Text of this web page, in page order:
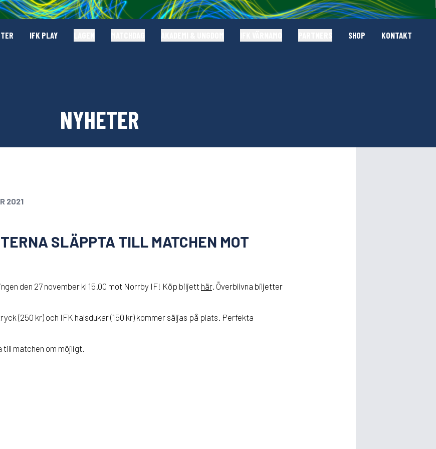
IFK PLAY SHOP KONTAKT
NYHETER
2021
SLÄPPTA TILL MATCHEN MOT
den 27 november kl 15.00 mot Norrby IF! Köp biljett här. Överblivna biljetter
(250 kr) och IFK halsdukar (150 kr) kommer säljas på plats. Perfekta
till matchen om möjligt.